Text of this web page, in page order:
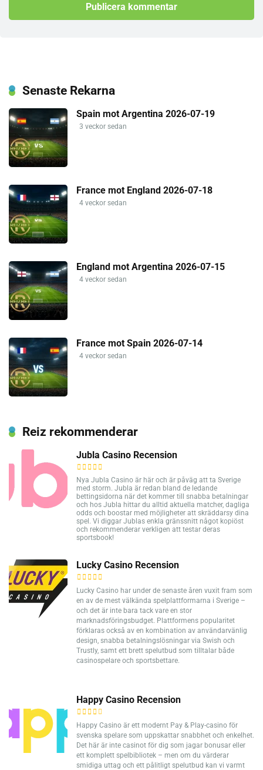
Senaste Rekarna
Spain mot Argentina 2026-07-19
3 veckor sedan
France mot England 2026-07-18
4 veckor sedan
England mot Argentina 2026-07-15
4 veckor sedan
France mot Spain 2026-07-14
4 veckor sedan
Reiz rekommenderar
Jubla Casino Recension
Nya Jubla Casino är här och är påväg att ta Sverige
med storm. Jubla är redan bland de ledande
bettingsidorna när det kommer till snabba betalningar
och hos Jubla hittar du alltid aktuella matcher, dagliga
odds och boostar med möjligheter att skräddarsy dina
spel. Vi diggar Jublas enkla gränssnitt något kopiöst
och rekommenderar verkligen att testar deras
sportsbook!
Lucky Casino Recension
Lucky Casino har under de senaste åren vuxit fram som
en av de mest välkända spelplattformarna i Sverige –
och det är inte bara tack vare en stor
marknadsföringsbudget. Plattformens popularitet
förklaras också av en kombination av användarvänlig
design, snabba betalningslösningar via Swish och
Trustly, samt ett brett spelutbud som tilltalar både
casinospelare och sportsbettare.
Happy Casino Recension
Happy Casino är ett modernt Pay & Play-casino för
svenska spelare som uppskattar snabbhet och enkelhet.
Det här är inte casinot för dig som jagar bonusar eller
ett komplett spelbibliotek – men om du värderar
smidiga uttag och ett pålitligt spelutbud kan vi varmt